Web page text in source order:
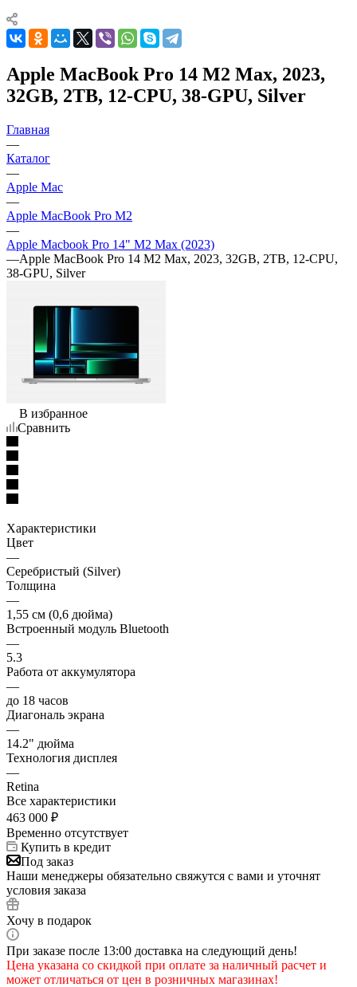
Apple MacBook Pro 14 M2 Max, 2023,
32GB, 2TB, 12-CPU, 38-GPU, Silver
Главная
—
Каталог
—
Apple Mac
—
Apple MacBook Pro M2
—
Apple Macbook Pro 14" M2 Max (2023)
—Apple MacBook Pro 14 M2 Max, 2023, 32GB, 2TB, 12-CPU,
38-GPU, Silver
В избранное
Сравнить
Характеристики
Цвет
—
Серебристый (Silver)
Толщина
—
1,55 см (0,6 дюйма)
Встроенный модуль Bluetooth
—
5.3
Работа от аккумулятора
—
до 18 часов
Диагональ экрана
—
14.2" дюйма
Технология дисплея
—
Retina
Все характеристики
463 000 ₽
Временно отсутствует
Купить в кредит
Под заказ
Наши менеджеры обязательно свяжутся с вами и уточнят
условия заказа
Хочу в подарок
При заказе после 13:00 доставка на следующий день!
Цена указана со скидкой при оплате за наличный расчет и
может отличаться от цен в розничных магазинах!